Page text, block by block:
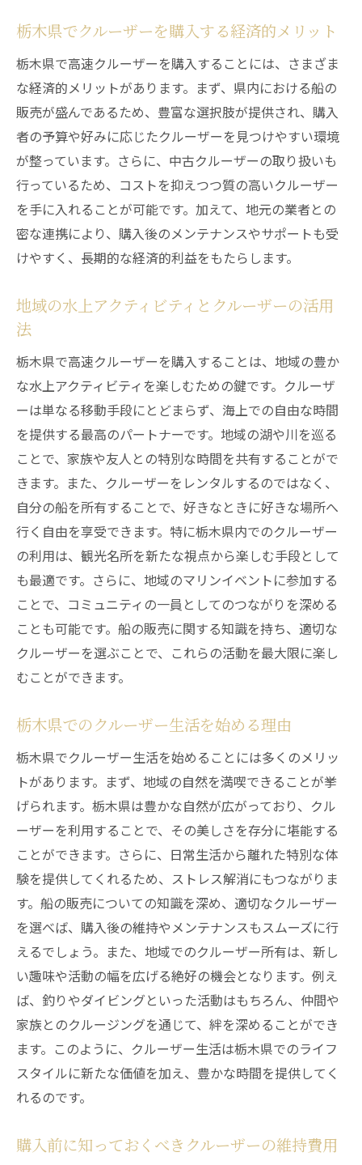
栃木県で人気のクルーザーモデルを紹介
用途別に選ぶ最適なクルーザースタイル
最新技術を搭載したクルーザーの魅力
燃費性能で選ぶクルーザーのポイント
デザインで選ぶ栃木県のクルーザートレン
ド
多機能クルーザーの活用法と選び方
栃木県でのクルーザー購入の流れと必要な知識
クルーザー購入プロセスの基本ステップ
初めてのクルーザー購入をスムーズにする
栃木県内での試乗体験の重要性
購入後のサポートとメンテナンスの流れ
契約時に注意すべきポイント
船販売で失敗しないための栃木県におけるサポ
ート体制
購入後のトラブルを防ぐためのサポートチ
ェック
地域の船販売業者から得られるサポート内
容
アフターケアの充実度を見極めるポイント
船舶保険の選び方と加入の重要性
栃木県で受けられる専門的なメンテナンス
サービス
高速クルーザー購入前に知っておきたい栃木県
の法規制
クルーザー購入時に必要な法的手続き
栃木県での航行に関する主な規制
クルーザー所有者が遵守すべき法律
船舶ライセンス取得の流れと注意点
地域特有の環境規制とその影響
法規制に関する専門家への相談方法
栃木県の水上アクティビティと高速クルーザー
の魅力
クルーザーで楽しむ栃木県の水上スポーツ
地域の観光スポットへのアクセス方法
クルーザーを使った新しいレジャー体験
ファミリーで楽しむ水上アクティビティ
季節ごとに楽しむクルーザーライフ
栃木県でクルーザーを購入する経済的メリット
栃木県で高速クルーザーを購入することには、さまざま
な経済的メリットがあります。まず、県内における船の
販売が盛んであるため、豊富な選択肢が提供され、購入
者の予算や好みに応じたクルーザーを見つけやすい環境
が整っています。さらに、中古クルーザーの取り扱いも
行っているため、コストを抑えつつ質の高いクルーザー
を手に入れることが可能です。加えて、地元の業者との
密な連携により、購入後のメンテナンスやサポートも受
けやすく、長期的な経済的利益をもたらします。
地域の水上アクティビティとクルーザーの活用
法
栃木県で高速クルーザーを購入することは、地域の豊か
な水上アクティビティを楽しむための鍵です。クルーザ
ーは単なる移動手段にとどまらず、海上での自由な時間
を提供する最高のパートナーです。地域の湖や川を巡る
ことで、家族や友人との特別な時間を共有することがで
きます。また、クルーザーをレンタルするのではなく、
自分の船を所有することで、好きなときに好きな場所へ
行く自由を享受できます。特に栃木県内でのクルーザー
の利用は、観光名所を新たな視点から楽しむ手段として
も最適です。さらに、地域のマリンイベントに参加する
ことで、コミュニティの一員としてのつながりを深める
ことも可能です。船の販売に関する知識を持ち、適切な
クルーザーを選ぶことで、これらの活動を最大限に楽し
むことができます。
栃木県でのクルーザー生活を始める理由
栃木県でクルーザー生活を始めることには多くのメリッ
トがあります。まず、地域の自然を満喫できることが挙
げられます。栃木県は豊かな自然が広がっており、クル
ーザーを利用することで、その美しさを存分に堪能する
ことができます。さらに、日常生活から離れた特別な体
験を提供してくれるため、ストレス解消にもつながりま
す。船の販売についての知識を深め、適切なクルーザー
を選べば、購入後の維持やメンテナンスもスムーズに行
えるでしょう。また、地域でのクルーザー所有は、新し
い趣味や活動の幅を広げる絶好の機会となります。例え
ば、釣りやダイビングといった活動はもちろん、仲間や
家族とのクルージングを通じて、絆を深めることができ
ます。このように、クルーザー生活は栃木県でのライフ
スタイルに新たな価値を加え、豊かな時間を提供してく
れるのです。
購入前に知っておくべきクルーザーの維持費用